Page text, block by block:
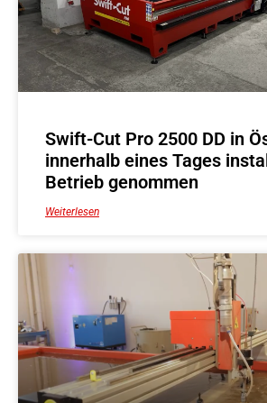
Swift-Cut Pro 2500 DD in
innerhalb eines Tages
Betrieb genommen
Weiterlesen